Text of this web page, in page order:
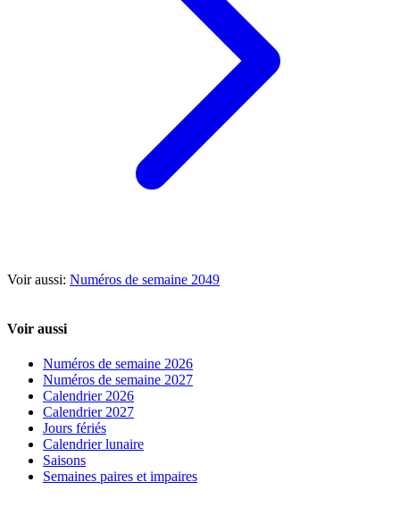
Voir aussi: Numéros de semaine 2049
Voir aussi
Numéros de semaine 2026
Numéros de semaine 2027
Calendrier 2026
Calendrier 2027
Jours fériés
Calendrier lunaire
Saisons
Semaines paires et impaires